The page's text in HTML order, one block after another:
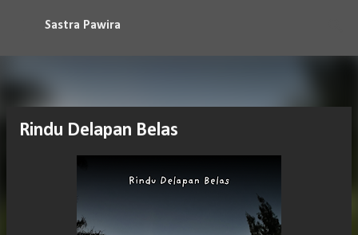
Langsung ke konten utama
Sastra Pawira
Rindu Delapan Belas